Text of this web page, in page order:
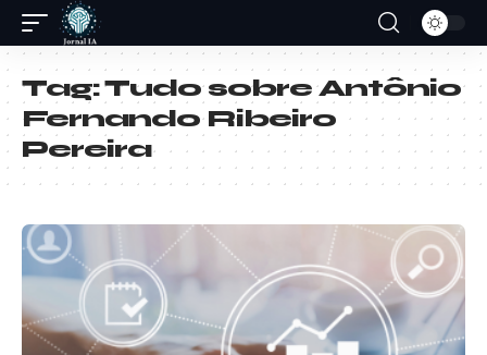
Tag:Tudo sobre Antônio
Fernando Ribeiro
Pereira